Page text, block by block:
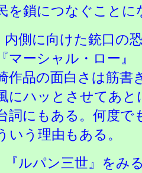
を鎖につなぐこと
内側に向けた銃口の
『マーシャル・ロー
作品の面白さは筋書
にハッとさせてあ
詞にもある。何度で
いう理由もある。
『ルパン三世』をみ